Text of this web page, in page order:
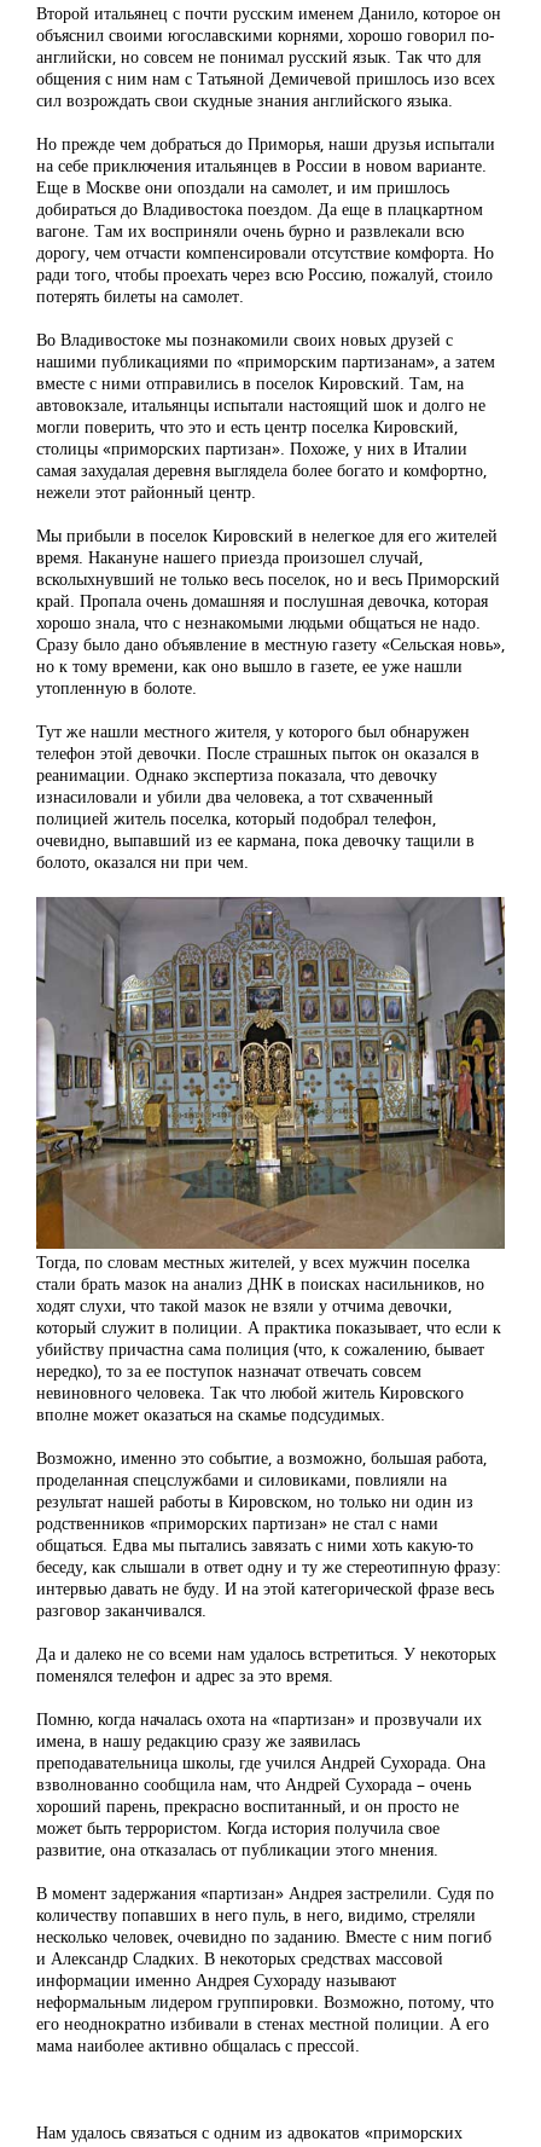
Второй итальянец с почти русским именем Данило, которое он
объяснил своими югославскими корнями, хорошо говорил по-
английски, но совсем не понимал русский язык. Так что для
общения с ним нам с Татьяной Демичевой пришлось изо всех
сил возрождать свои скудные знания английского языка.
Но прежде чем добраться до Приморья, наши друзья испытали
на себе приключения итальянцев в России в новом варианте.
Еще в Москве они опоздали на самолет, и им пришлось
добираться до Владивостока поездом. Да еще в плацкартном
вагоне. Там их восприняли очень бурно и развлекали всю
дорогу, чем отчасти компенсировали отсутствие комфорта. Но
ради того, чтобы проехать через всю Россию, пожалуй, стоило
потерять билеты на самолет.
Во Владивостоке мы познакомили своих новых друзей с
нашими публикациями по «приморским партизанам», а затем
вместе с ними отправились в поселок Кировский. Там, на
автовокзале, итальянцы испытали настоящий шок и долго не
могли поверить, что это и есть центр поселка Кировский,
столицы «приморских партизан». Похоже, у них в Италии
самая захудалая деревня выглядела более богато и комфортно,
нежели этот районный центр.
Мы прибыли в поселок Кировский в нелегкое для его жителей
время. Накануне нашего приезда произошел случай,
всколыхнувший не только весь поселок, но и весь Приморский
край. Пропала очень домашняя и послушная девочка, которая
хорошо знала, что с незнакомыми людьми общаться не надо.
Сразу было дано объявление в местную газету «Сельская новь»,
но к тому времени, как оно вышло в газете, ее уже нашли
утопленную в болоте.
Тут же нашли местного жителя, у которого был обнаружен
телефон этой девочки. После страшных пыток он оказался в
реанимации. Однако экспертиза показала, что девочку
изнасиловали и убили два человека, а тот схваченный
полицией житель поселка, который подобрал телефон,
очевидно, выпавший из ее кармана, пока девочку тащили в
болото, оказался ни при чем.
Тогда, по словам местных жителей, у всех мужчин поселка
стали брать мазок на анализ ДНК в поисках насильников, но
ходят слухи, что такой мазок не взяли у отчима девочки,
который служит в полиции. А практика показывает, что если к
убийству причастна сама полиция (что, к сожалению, бывает
нередко), то за ее поступок назначат отвечать совсем
невиновного человека. Так что любой житель Кировского
вполне может оказаться на скамье подсудимых.
Возможно, именно это событие, а возможно, большая работа,
проделанная спецслужбами и силовиками, повлияли на
результат нашей работы в Кировском, но только ни один из
родственников «приморских партизан» не стал с нами
общаться. Едва мы пытались завязать с ними хоть какую-то
беседу, как слышали в ответ одну и ту же стереотипную фразу:
интервью давать не буду. И на этой категорической фразе весь
разговор заканчивался.
Да и далеко не со всеми нам удалось встретиться. У некоторых
поменялся телефон и адрес за это время.
Помню, когда началась охота на «партизан» и прозвучали их
имена, в нашу редакцию сразу же заявилась
преподавательница школы, где учился Андрей Сухорада. Она
взволнованно сообщила нам, что Андрей Сухорада – очень
хороший парень, прекрасно воспитанный, и он просто не
может быть террористом. Когда история получила свое
развитие, она отказалась от публикации этого мнения.
В момент задержания «партизан» Андрея застрелили. Судя по
количеству попавших в него пуль, в него, видимо, стреляли
несколько человек, очевидно по заданию. Вместе с ним погиб
и Александр Сладких. В некоторых средствах массовой
информации именно Андрея Сухораду называют
неформальным лидером группировки. Возможно, потому, что
его неоднократно избивали в стенах местной полиции. А его
мама наиболее активно общалась с прессой.
Нам удалось связаться с одним из адвокатов «приморских